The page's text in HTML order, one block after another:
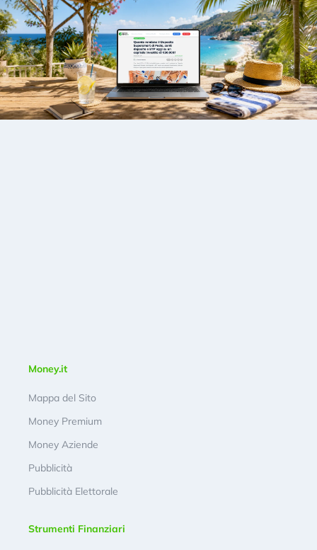
Money.it
Mappa del Sito
Money Premium
Money Aziende
Pubblicità
Pubblicità Elettorale
Strumenti Finanziari